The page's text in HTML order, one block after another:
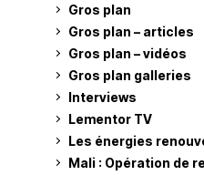
Gros plan
Gros plan – articles
Gros plan – vidéos
Gros plan galleries
Interviews
Lementor TV
Les énergies
Mali : Opération de